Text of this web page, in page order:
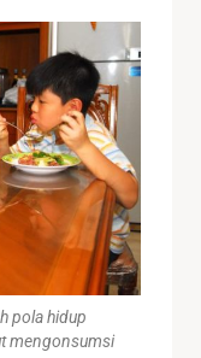
pola hidup
mengonsumsi